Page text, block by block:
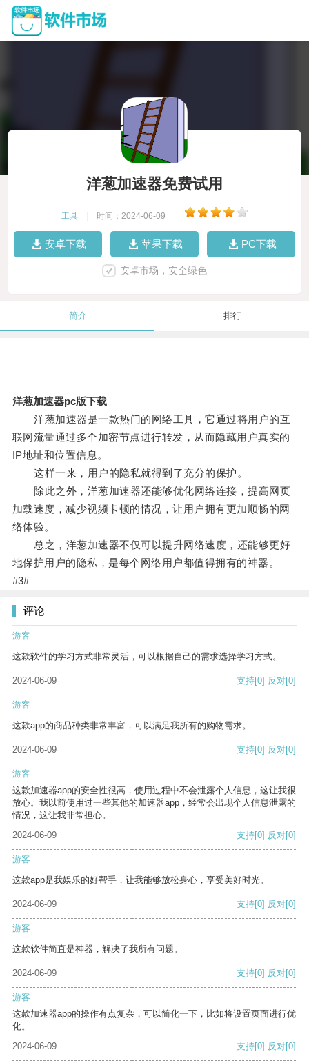
洋葱加速器免费试用
工具 时间：2024-06-09
安卓下载 苹果下载 PC下载
安卓市场，安全绿色
简介 排行
洋葱加速器pc版下载
洋葱加速器是一款热门的网络工具，它通过将用户的互
联网流量通过多个加密节点进行转发，从而隐藏用户真实的
IP地址和位置信息。
这样一来，用户的隐私就得到了充分的保护。
除此之外，洋葱加速器还能够优化网络连接，提高网页
加载速度，减少视频卡顿的情况，让用户拥有更加顺畅的网
络体验。
总之，洋葱加速器不仅可以提升网络速度，还能够更好
地保护用户的隐私，是每个网络用户都值得拥有的神器。
#3#
评论
游客
这款软件的学习方式非常灵活，可以根据自己的需求选择学习方式。
2024-06-09 支持[0] 反对[0]
游客
这款app的商品种类非常丰富，可以满足我所有的购物需求。
2024-06-09 支持[0] 反对[0]
游客
这款加速器app的安全性很高，使用过程中不会泄露个人信息，这让我很
放心。我以前使用过一些其他的加速器app，经常会出现个人信息泄露的
情况，这让我非常担心。
2024-06-09
支持[0] 反对[0]
游客
这款app是我娱乐的好帮手，让我能够放松身心，享受美好时光。
2024-06-09 支持[0] 反对[0]
游客
这款软件简直是神器，解决了我所有问题。
2024-06-09 支持[0] 反对[0]
游客
这款加速器app的操作有点复杂，可以简化一下，比如将设置页面进行优
化。
2024-06-09
支持[0] 反对[0]